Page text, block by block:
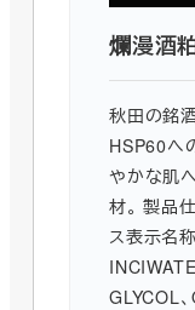
爛漫酒
秋田の銘酒
HSP60へ
やかな肌
材。 製品
ス表示名
GLYCOL